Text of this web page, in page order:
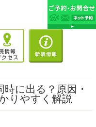
に出る？原因・
りやすく解説